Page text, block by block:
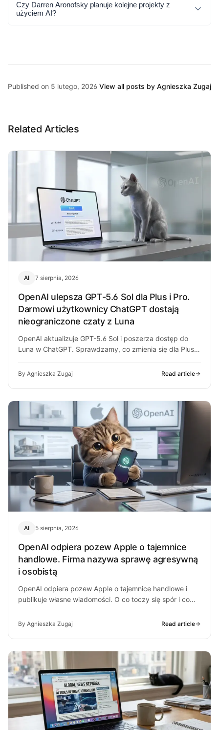
Czy Darren Aronofsky planuje kolejne projekty z
użyciem AI?
Published on 5 lutego, 2026 View all posts by Agnieszka Zugaj
Related Articles
AI 7 sierpnia, 2026
OpenAI ulepsza GPT-5.6 Sol dla Plus i Pro.
Darmowi użytkownicy ChatGPT dostają
nieograniczone czaty z Luna
OpenAI aktualizuje GPT-5.6 Sol i poszerza dostęp do
Luna w ChatGPT. Sprawdzamy, co zmienia się dla Plus,
By Agnieszka Zugaj Read article
AI 5 sierpnia, 2026
OpenAI odpiera pozew Apple o tajemnice
handlowe. Firma nazywa sprawę agresywną
i osobistą
OpenAI odpiera pozew Apple o tajemnice handlowe i
publikuje własne wiadomości. O co toczy się spór i co
By Agnieszka Zugaj Read article